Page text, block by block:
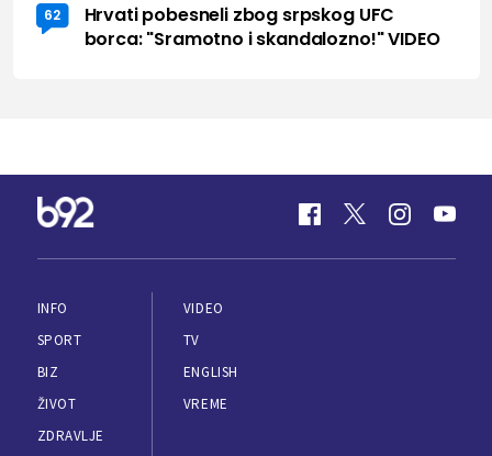
62
Hrvati pobesneli zbog srpskog UFC
borca: "Sramotno i skandalozno!" VIDEO
INFO
SPORT
BIZ
ŽIVOT
ZDRAVLJE
VIDEO
TV
ENGLISH
VREME